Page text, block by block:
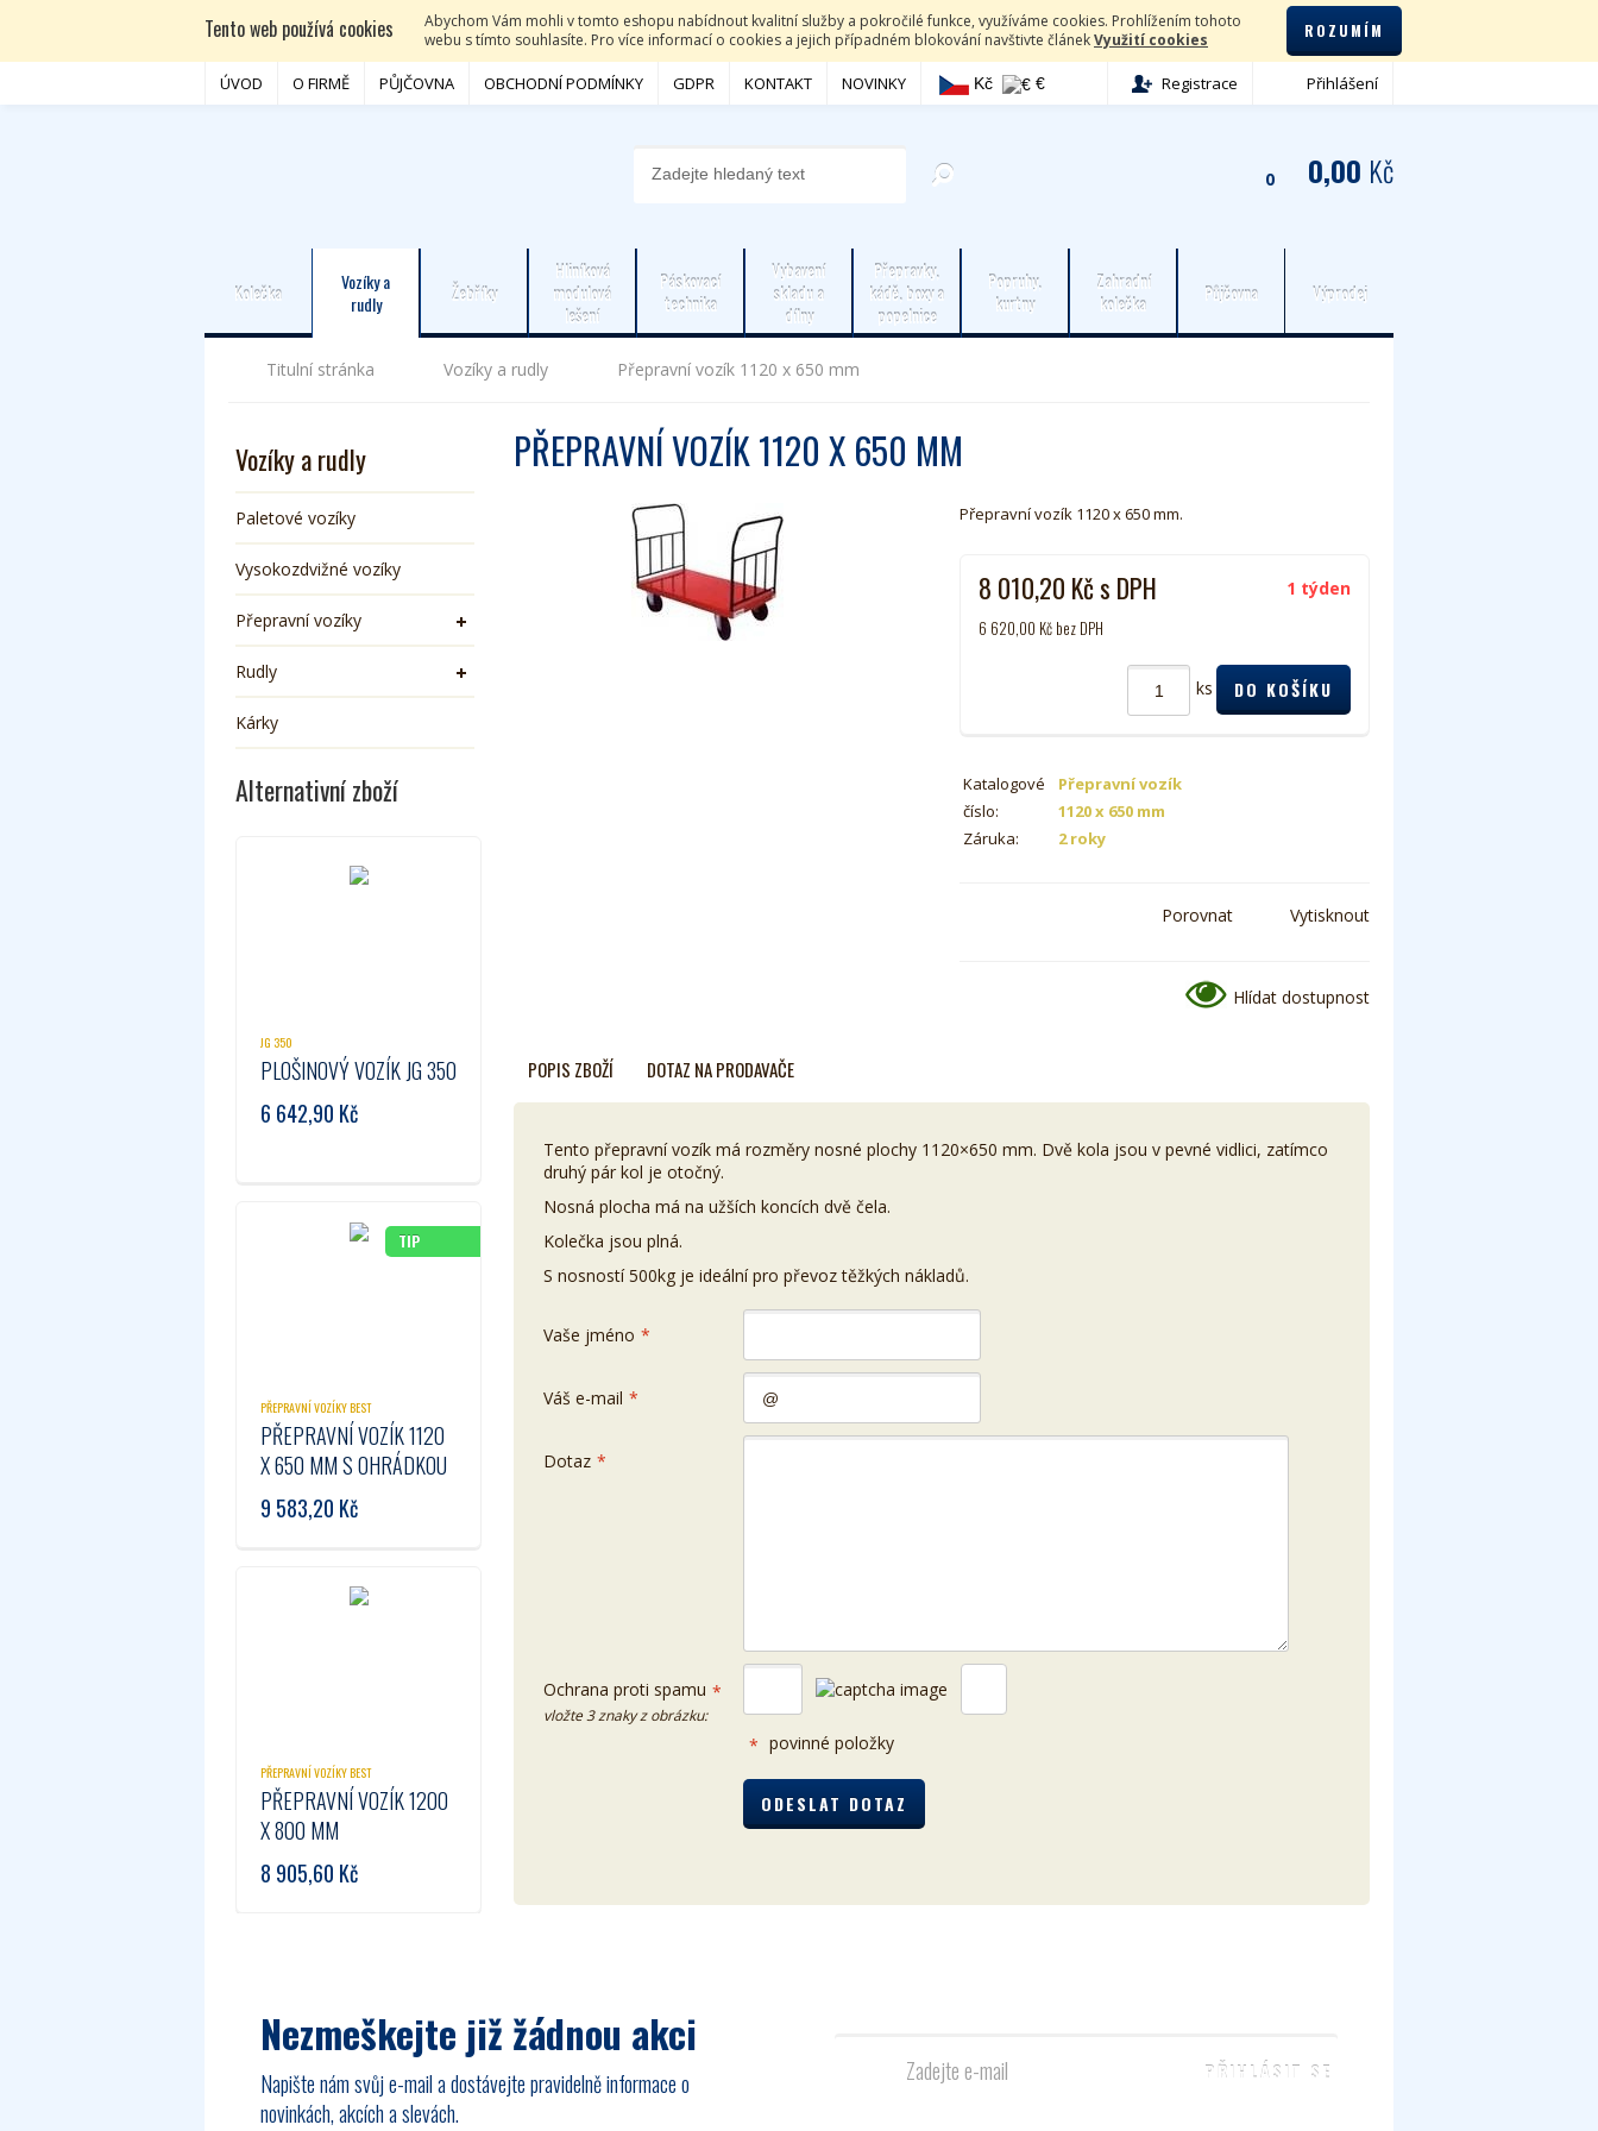
Tento web používá cookies
Abychom Vám mohli v tomto eshopu nabídnout kvalitní služby a pokročilé funkce, využíváme cookies. Prohlížením tohoto
webu s tímto souhlasíte. Pro více informací o cookies a jejich případném blokování navštivte článekVyužití cookies ROZUMÍM
ÚVOD O FIRMĚ PŮJČOVNA OBCHODNÍ PODMÍNKY GDPR KONTAKT NOVINKY Kč € Registrace Přihlášení
0 0,00 Kč
Kolečka
Vozíky a
rudly
Žebříky
Hliníková
modulová
lešení
Páskovací
technika
Vybavení
skladu a
dílny
Přepravky,
kádě, boxy a
popelnice
Popruhy,
kurtny
Zahradní
kolečka
Půjčovna Výprodej
Titulní stránka Vozíky a rudly Přepravní vozík 1120 x 650 mm
PŘEPRAVNÍ VOZÍK 1120 X 650 MM
Přepravní vozík 1120 x 650 mm.
1 týden
8 010,20 Kčs DPH
6 620,00 Kč bez DPH
ks
Katalogové
číslo:
Přepravní vozík
1120 x 650 mm
Záruka:
2 roky
Vytisknout
Porovnat
Hlídat dostupnost
POPIS ZBOŽÍ DOTAZ NA PRODAVAČE
Tento přepravní vozík má rozměry nosné plochy 1120×650 mm. Dvě kola jsou v pevné vidlici, zatímco
druhý pár kol je otočný.
Nosná plocha má na užších koncích dvě čela.
Kolečka jsou plná.
S nosností 500kg je ideální pro převoz těžkých nákladů.
Vaše jméno *
Váš e-mail *
Dotaz *
Ochrana proti spamu *
vložte 3 znaky z obrázku:
* povinné položky
Vozíky a rudly
Paletové vozíky
Vysokozdvižné vozíky
Přepravní vozíky
Rudly
Kárky
Alternativní zboží
JG 350
PLOŠINOVÝ VOZÍK JG 350
6 642,90 Kč
TIP
PŘEPRAVNÍ VOZÍKY BEST
PŘEPRAVNÍ VOZÍK 1120
X 650 MM S OHRÁDKOU
9 583,20 Kč
PŘEPRAVNÍ VOZÍKY BEST
PŘEPRAVNÍ VOZÍK 1200
X 800 MM
8 905,60 Kč
Nezmeškejte již žádnou akci
Napište nám svůj e-mail a dostávejte pravidelně informace o
novinkách, akcích a slevách.